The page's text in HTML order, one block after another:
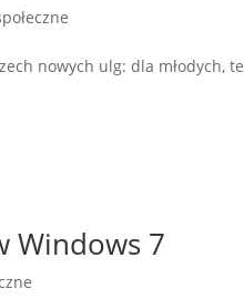
nowych ulg: dla młodych,
Windows 7